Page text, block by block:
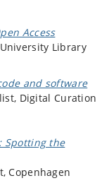
Access
Library
and software
Digital Curation
Spotting the
Copenhagen